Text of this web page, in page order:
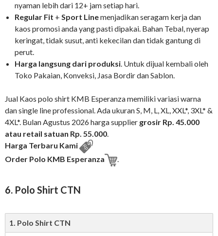
nyaman lebih dari 12+ jam setiap hari.
Regular Fit + Sport Linemenjadikan seragam kerja dan
kaos promosi anda yang pasti dipakai. Bahan Tebal, nyerap
keringat, tidak susut, anti kekecilan dan tidak gantung di
perut.
Harga langsung dari produksi. Untuk dijual kembali oleh
Toko Pakaian, Konveksi, Jasa Bordir dan Sablon.
Jual Kaos polo shirt KMB Esperanza memiliki variasi warna
dan single line professional. Ada ukuran S, M, L, XL, XXL*, 3XL* &
4XL*. Bulan Agustus 2026 harga supplier grosir Rp. 45.000
atau retail satuan Rp. 55.000.
Harga Terbaru Kami
Order Polo KMB Esperanza
.
6. Polo Shirt CTN
1. Polo Shirt CTN